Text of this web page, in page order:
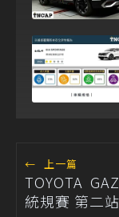
← 上一篇
TOYOTA
統規賽 第二